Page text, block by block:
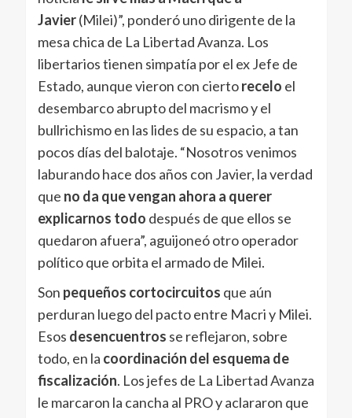
Javier(Milei)”, ponderó uno dirigente de la
mesa chica de La Libertad Avanza. Los
libertarios tienen simpatía por el ex Jefe de
Estado, aunque vieron con ciertorecelo el
desembarco abrupto del macrismo y el
bullrichismo en las lides de su espacio, a tan
pocos días del balotaje. “Nosotros venimos
laburando hace dos años con Javier, la verdad
que no da que vengan ahora a querer
explicarnos todo después de que ellos se
quedaron afuera”, aguijoneó otro operador
político que orbita el armado de Milei.
Son pequeños cortocircuitos que aún
perduran luego del pacto entre Macri y Milei.
Esos desencuentros se reflejaron, sobre
todo, en la coordinación del esquema de
fiscalización. Los jefes de La Libertad Avanza
le marcaron la cancha al PRO y aclararon que